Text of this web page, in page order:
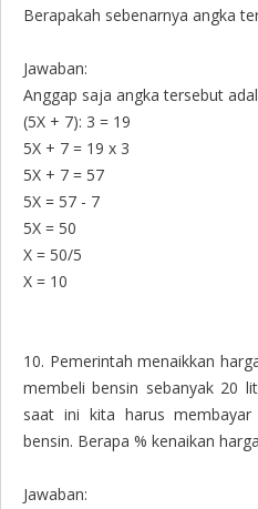
Berapakah sebenarnya angka
Jawaban:
Anggap saja angka tersebut
(5X + 7): 3 = 19
5X + 7 = 19 x 3
5X + 7 = 57
5X = 57 - 7
5X = 50
X = 50/5
X = 10
10. Pemerintah menaikkan
membeli bensin sebanyak 20
saat ini kita harus
bensin. Berapa % kenaikan
Jawaban: